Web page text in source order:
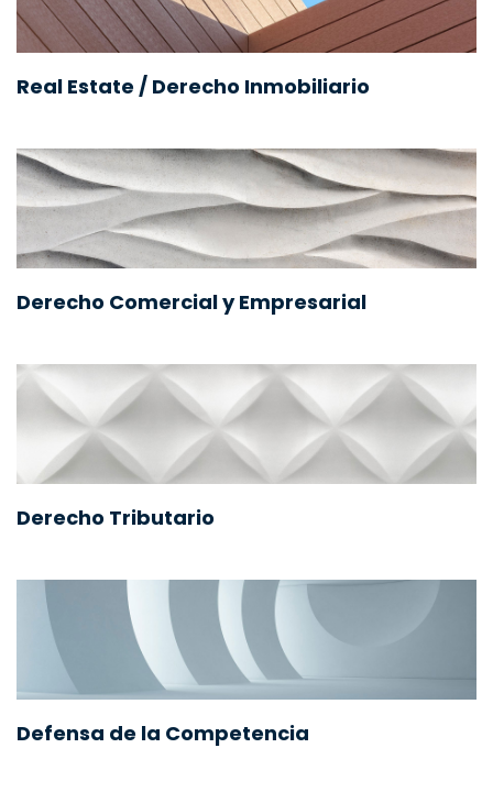
Real Estate / Derecho Inmobiliario
Derecho Comercial y Empresarial
Derecho Tributario
Defensa de la Competencia